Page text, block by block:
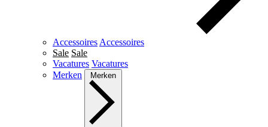
Accessoires Accessoires
Sale Sale
Vacatures Vacatures
Merken
Merken